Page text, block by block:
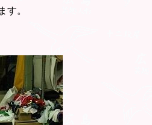
す。